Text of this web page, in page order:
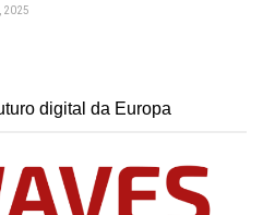
2025
digital da Europa